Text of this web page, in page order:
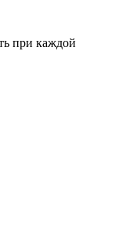
при каждой